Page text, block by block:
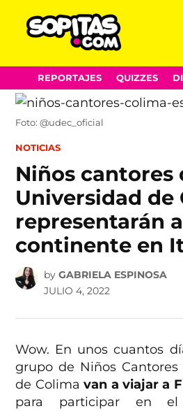
Skip
to
content
REPORTAJES QUIZZES
Foto: @udec_oficial
POSTED
NOTICIAS
Niños cantores
Universidad de
representarán
continente en
by GABRIELA ESPINOSA
JULIO 4, 2022
Wow. En unos cuantos
grupo de Niños
de Colimavan a viajar a
para participar en el